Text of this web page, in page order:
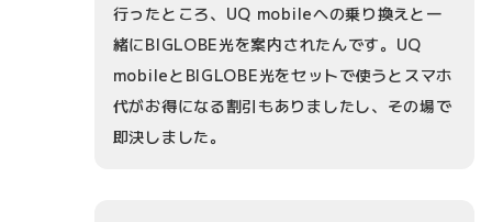
行ったところ、UQ mobileへの乗り換えと一
緒にBIGLOBE光を案内されたんです。UQ
mobileとBIGLOBE光をセットで使うとスマホ
代がお得になる割引もありましたし、その場で
即決しました。